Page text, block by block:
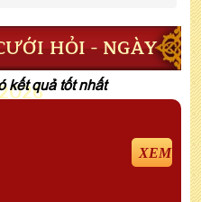
HỎI - NGÀY
kết quả tốt nhất
XEM